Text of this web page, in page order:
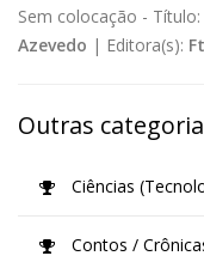
Sem colocação - Título:
Azevedo | Editora(s):
Outras
Ciências
Contos /